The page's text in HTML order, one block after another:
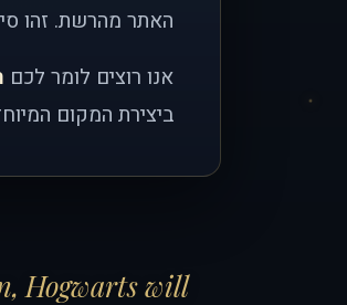
האתר מהרשת. זהו
אנו רוצים לומר לכם
ביצירת המקום
Hogwarts will